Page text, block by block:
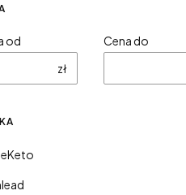
od
zł
Cena do